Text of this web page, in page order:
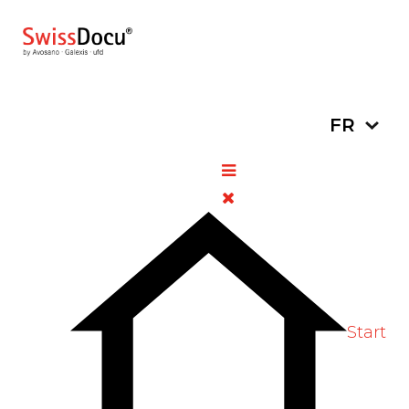
FR
Start
Spikevax Bivalent
Original/Omicron (mRNA-
1273. 214) : Swissmedic
autorise le premier vaccin de
rappel bivalent contre le
COVID-19 en Suisse
Pharmacie
30 août 2022 Vues: 629